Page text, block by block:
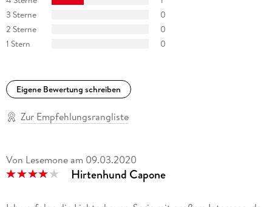
3 Sterne
0
2 Sterne
0
1 Stern
0
Eigene Bewertung schreiben
Zur Empfehlungsrangliste
Von Lesemone am 09.03.2020
Hirtenhund Capone